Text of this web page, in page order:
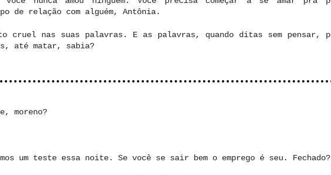
de relação com alguém, Antônia.
cruel nas suas palavras. E as palavras, quando ditas sem pensar,
até matar, sabia?
moreno?
um teste essa noite. Se você se sair bem o emprego é seu. Fechado?